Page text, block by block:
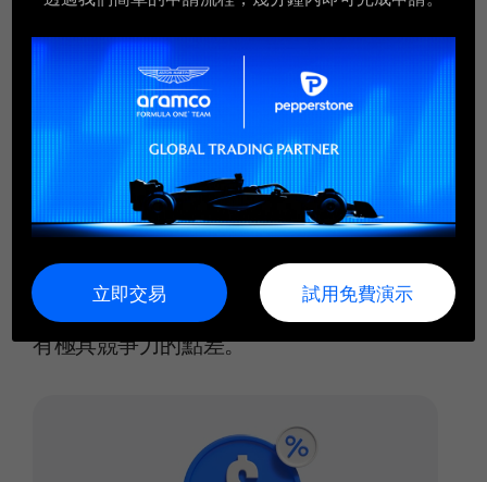
費用與佣金
指數與商品交易：免佣金，享有具競爭力
的點差。
支付高額佣金？別妥協。我們在指數和商品
（如黃金和石油）上提供免佣金交易，並享
有極具競爭力的點差。
立即交易 試用免費演示